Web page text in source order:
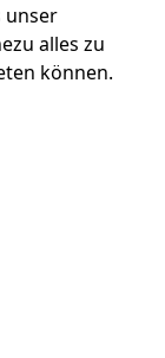
unser
alles zu
können.